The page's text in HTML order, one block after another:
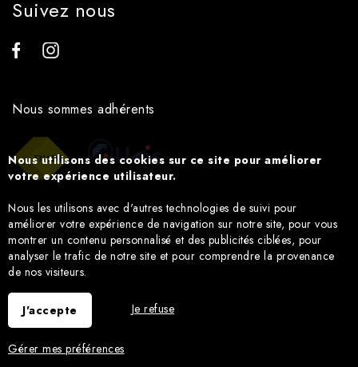
Suivez nous
Nous sommes adhérents
Nous utilisons des cookies sur ce site pour améliorer
votre expérience utilisateur.
Nous les utilisons avec d'autres technologies de suivi pour
améliorer votre expérience de navigation sur notre site, pour vous
montrer un contenu personnalisé et des publicités ciblées, pour
analyser le trafic de notre site et pour comprendre la provenance
de nos visiteurs.
J'accepte Je refuse
Gérer mes préférences